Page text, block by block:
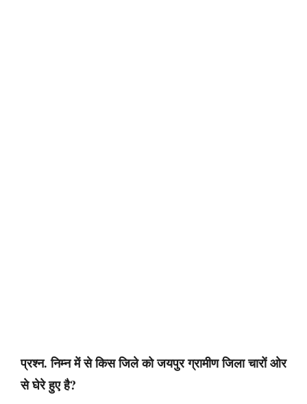
प्रश्न. निम्न में से किस जिले को जयपुर ग्रामीण जिला चारों ओर
से घेरे हुए है?